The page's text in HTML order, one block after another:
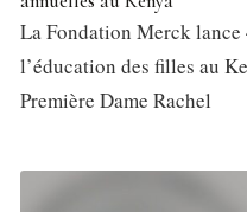
La Fondation Merck
l’éducation des filles au
Première Dame Rachel